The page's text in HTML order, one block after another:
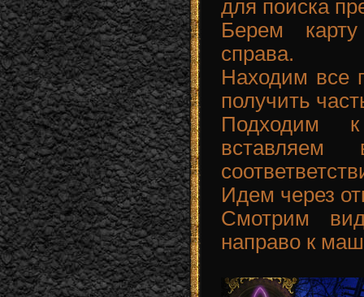
для поиска
Берем
справа.
Находим все
получить
Подходим
Идем через
Смотрим
направо к